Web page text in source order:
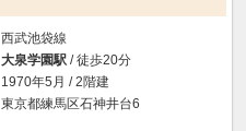
西武池袋線
大泉学園駅 / 徒歩20分
1970年5月 / 2階建
東京都練馬区石神井台6